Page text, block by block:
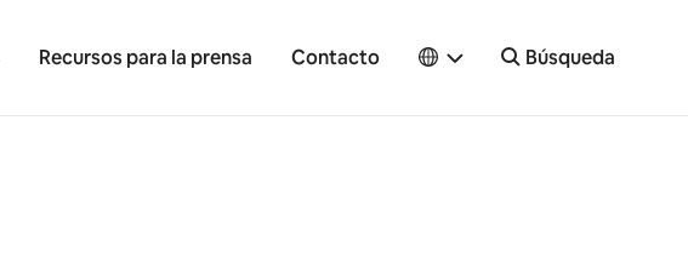
Recursos para la prensa Contacto Búsqueda